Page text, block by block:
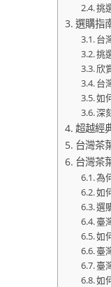
挑
選購指
台
挑
欣
台
如
深
超越經
台灣茶
台灣茶
為
如
選
臺
如
臺
臺
如